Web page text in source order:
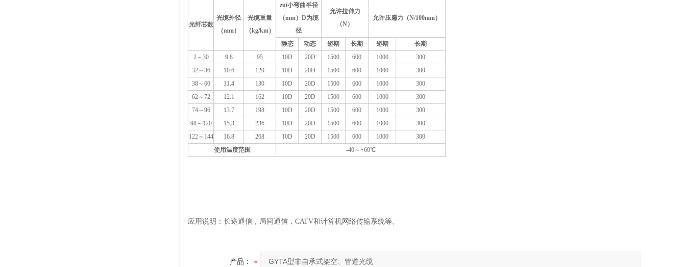
光纤芯数
光缆外径
（mm）
光缆重量
（kg/km）
zui小弯曲半径
（mm）D为缆
径
允许拉伸力
（N）
允许压扁力（N/100mm）
静态 动态 短期 长期 短期
长期
2～30
9.8 95 10D 20D 1500 600 1000
300
32～36
10.6 120 10D 20D 1500 600 1000
300
38～60
11.4 130 10D 20D 1500 600 1000
300
62～72
12.1 162 10D 20D 1500 600 1000
300
74～96
13.7 198 10D 20D 1500 600 1000
300
98～120
15.3 236 10D 20D 1500 600 1000
300
122～144
16.8 268 10D 20D 1500 600 1000
300
使用温度范围
-40～+60℃
应用说明：长途通信，局间通信，CATV和计算机网络传输系统等。
产品：